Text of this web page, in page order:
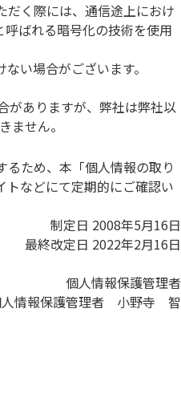
だく際には、通信途上におけ
ばれる暗号化の技術を使用
い場合がございます。
がありますが、弊社は弊社以
ません。
ため、本「個人情報の取り
などにて定期的にご確認い
制定日 2008年5月16日
最終改定日 2022年2月16日
個人情報保護管理者
人情報保護管理者 小野寺 智